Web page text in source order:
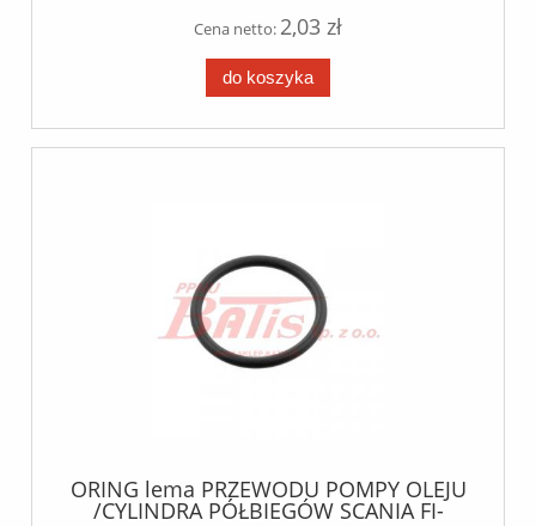
Cena netto: 2,03 zł
do koszyka
ORING lema PRZEWODU POMPY OLEJU
/CYLINDRA PÓŁBIEGÓW SCANIA FI-